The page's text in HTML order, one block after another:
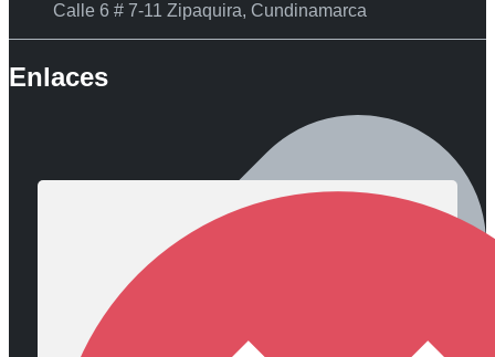
Calle 6 # 7-11 Zipaquira, Cundinamarca
Enlaces